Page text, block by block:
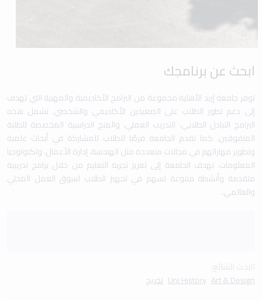
ابحث عن برنامجك
توفر جامعة إربد الأهلية مجموعة من البرامج الأكاديمية والمهنية التي تهدف
إلى دعم تطور الطلاب على الصعيدين الأكاديمي والشخصي. تشمل هذه
البرامج التبادل الطلابي، التدريب العملي، والمنح الدراسية المخصصة للطلبة
المتفوقين. كما تقدم الجامعة فرصًا للطلاب للمشاركة في أبحاث علمية
وتطوير مهاراتهم في مجالات متعددة مثل الهندسة، إدارة الأعمال، وتكنولوجيا
المعلومات. تهدف الجامعة إلى تعزيز تجربة التعليم من خلال برامج تدريبية
متقدمة وأنشطة متنوعة تسهم في تجهيز الطلاب لسوق العمل المحلي
والعالمي.
Art & Design
Uni History تخريج